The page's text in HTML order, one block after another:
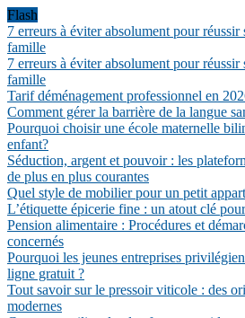
Flash
7 erreurs à éviter absolument pour
famille
7 erreurs à éviter absolument pour
famille
Tarif déménagement professionnel en
Comment gérer la barrière de la langue
Pourquoi choisir une école maternelle
enfant?
Séduction, argent et pouvoir : les
de plus en plus courantes
Quel style de mobilier pour un petit
L’étiquette épicerie fine : un atout clé
Pension alimentaire : Procédures et
concernés
Pourquoi les jeunes entreprises
ligne gratuit ?
Tout savoir sur le pressoir viticole : des
modernes